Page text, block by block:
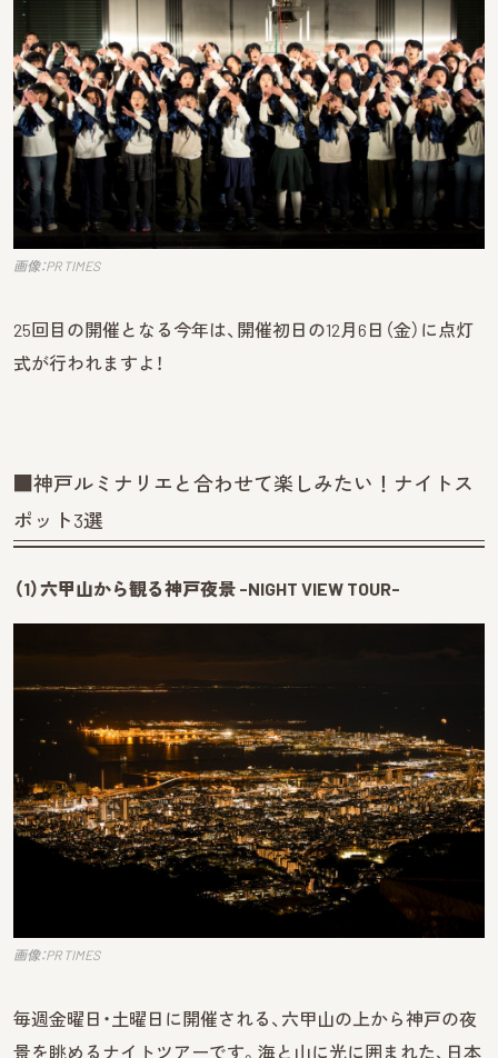
画像：PR TIMES
25回目の開催となる今年は、開催初日の12月6日（金）に点灯
式が行われますよ！
■神戸ルミナリエと合わせて楽しみたい！ナイトス
ポット3選
（1）六甲山から観る神戸夜景 -NIGHT VIEW TOUR-
画像：PR TIMES
毎週金曜日・土曜日に開催される、六甲山の上から神戸の夜
景を眺めるナイトツアーです。海と山に光に囲まれた、日本